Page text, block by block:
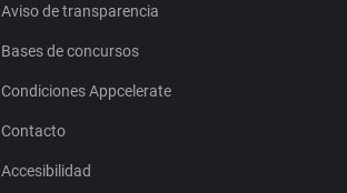
Aviso de transparencia
Bases de concursos
Condiciones Appcelerate
Contacto
Accesibilidad